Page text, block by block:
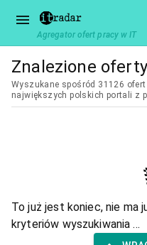
Agregator ofert pracy w IT
Znalezione oferty
Wyszukane spośród 31126
największych polskich portali z
To już jest koniec, nie ma
kryteriów wyszukiwania ...